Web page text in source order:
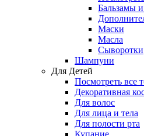
Бальзамы
Маски
Масла
Сыворотки
Шампуни
Для Детей
Посмотреть все
Декоративная
Для волос
Для лица и тела
Для полости рта
Купание